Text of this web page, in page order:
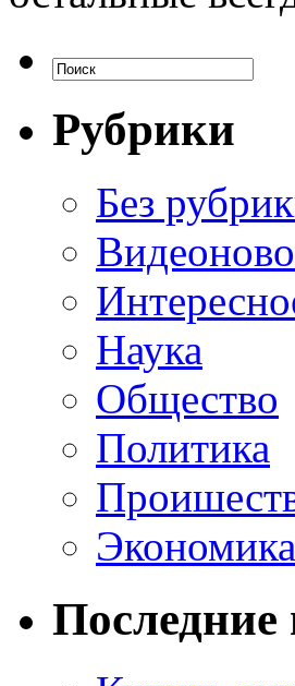
Рубрики
Без
Наука
Общество
Политика
Экономика
Последние